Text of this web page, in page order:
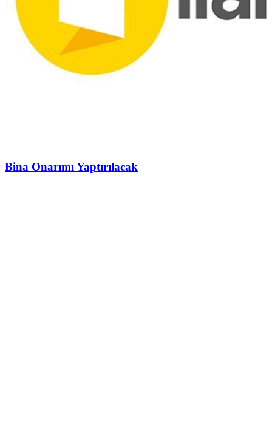
Bina Onarımı Yaptırılacak